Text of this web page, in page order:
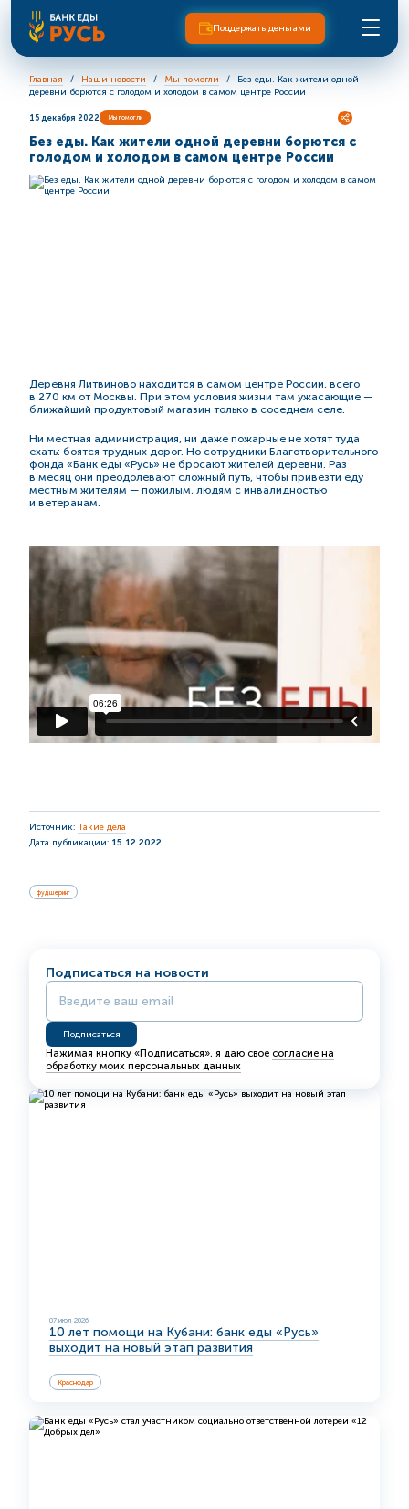
Поддержать деньгами
Главная Наши новости Мы помогли
Без еды. Как жители одной
деревни борются с голодом и холодом в самом центре России
15 декабря 2022 Мы помогли
Без еды. Как жители одной деревни борются с
голодом и холодом в самом центре России
Деревня Литвиново находится в самом центре России, всего
в 270 км от Москвы. При этом условия жизни там ужасающие —
ближайший продуктовый магазин только в соседнем селе.
Ни местная администрация, ни даже пожарные не хотят туда
ехать: боятся трудных дорог. Но сотрудники Благотворительного
фонда «Банк еды «Русь» не бросают жителей деревни. Раз
в месяц они преодолевают сложный путь, чтобы привезти еду
местным жителям — пожилым, людям с инвалидностью
и ветеранам.
Источник: Такие дела
Дата публикации: 15.12.2022
фудшеринг
Подписаться на новости
Нажимая кнопку «Подписаться», я даю свое согласие на
обработку моих персональных данных
07 июл 2026
10 лет помощи на Кубани: банк еды «Русь»
выходит на новый этап развития
Краснодар